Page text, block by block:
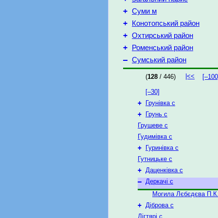
+ Суми м
+ Конотопський район
+ Охтирський район
+ Роменський район
– Сумський район
(128 / 446) |<<
[–30]
+
Грунівка с
+
Грунь с
Грушеве с
Гудимівка с
+
Гуринівка с
Гутницьке с
+ Даценківка с
– Деркачі с
Могила Лєбєдєва
+ Діброва с
Дігтярі с